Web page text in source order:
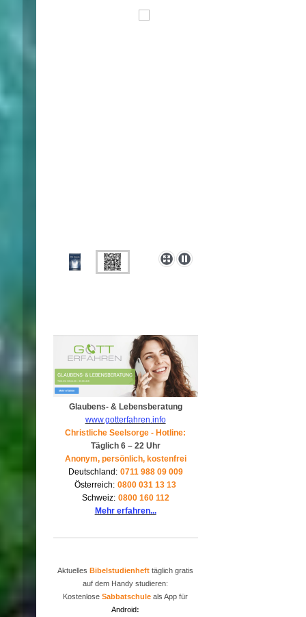
Glaubens- & Lebensberatung
www.gotterfahren.info
Christliche Seelsorge - Hotline:
Täglich 6 – 22 Uhr
Anonym, persönlich, kostenfrei
Deutschland: 0711 988 09 009
Österreich: 0800 031 13 13
Schweiz: 0800 160 112
Mehr erfahren...
AktuellesBibelstudienheft täglich gratis
auf dem Handy studieren:
KostenloseSabbatschule als App für
Android: